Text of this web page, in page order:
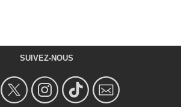
SUIVEZ-NOUS